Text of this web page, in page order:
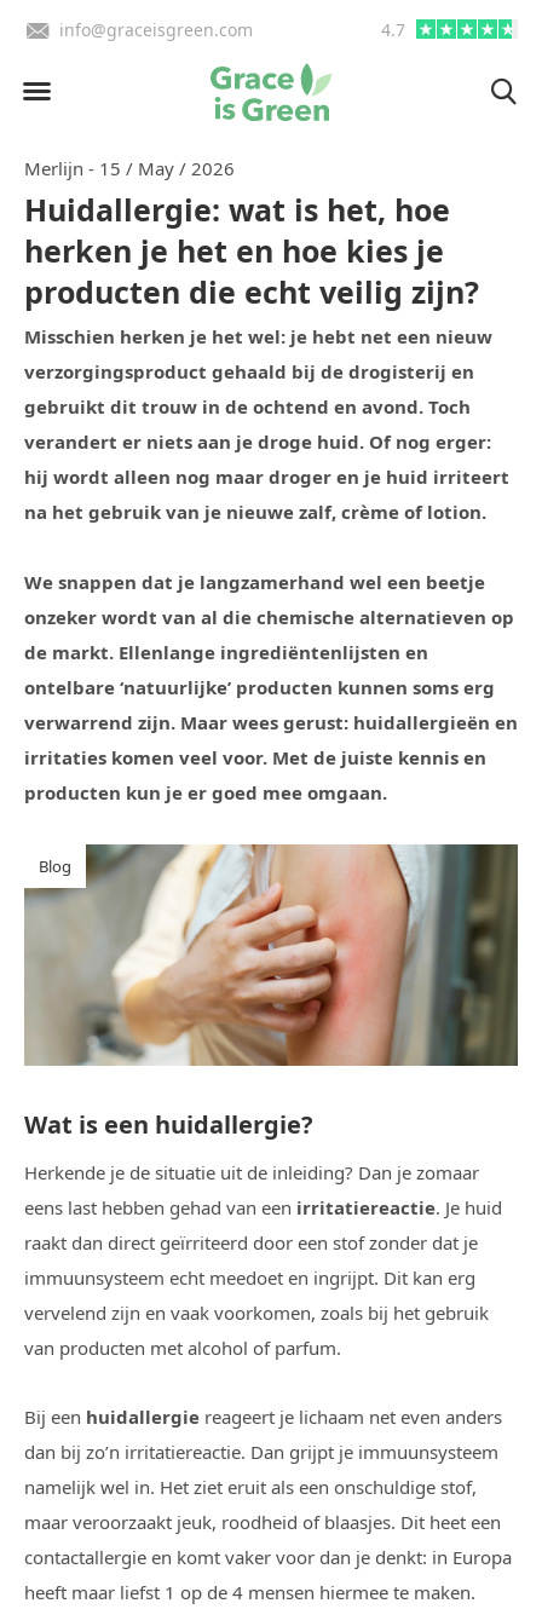
info@graceisgreen.com Op werkdagen voor 16:00
4.7
Merlijn - 15 / May / 2026
Huidallergie: wat is het, hoe
herken je het en hoe kies je
producten die echt veilig zijn?
Misschien herken je het wel: je hebt net een nieuw
verzorgingsproduct gehaald bij de drogisterij en
gebruikt dit trouw in de ochtend en avond. Toch
verandert er niets aan je droge huid. Of nog erger:
hij wordt alleen nog maar droger en je huid irriteert
na het gebruik van je nieuwe zalf, crème of lotion.
We snappen dat je langzamerhand wel een beetje
onzeker wordt van al die chemische alternatieven op
de markt. Ellenlange ingrediëntenlijsten en
ontelbare ‘natuurlijke’ producten kunnen soms erg
verwarrend zijn. Maar wees gerust: huidallergieën en
irritaties komen veel voor. Met de juiste kennis en
producten kun je er goed mee omgaan.
Blog
Wat is een huidallergie?
Herkende je de situatie uit de inleiding? Dan je zomaar
eens last hebben gehad van een irritatiereactie. Je huid
raakt dan direct geïrriteerd door een stof zonder dat je
immuunsysteem echt meedoet en ingrijpt. Dit kan erg
vervelend zijn en vaak voorkomen, zoals bij het gebruik
van producten met alcohol of parfum.
Bij een huidallergie reageert je lichaam net even anders
dan bij zo’n irritatiereactie. Dan grijpt je immuunsysteem
namelijk wel in. Het ziet eruit als een onschuldige stof,
maar veroorzaakt jeuk, roodheid of blaasjes. Dit heet een
contactallergie en komt vaker voor dan je denkt: in Europa
heeft maar liefst 1 op de 4 mensen hiermee te maken.